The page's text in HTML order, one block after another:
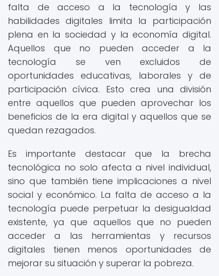
falta de acceso a la tecnología y las
habilidades digitales limita la participación
plena en la sociedad y la economía digital.
Aquellos que no pueden acceder a la
tecnología se ven excluidos de
oportunidades educativas, laborales y de
participación cívica. Esto crea una división
entre aquellos que pueden aprovechar los
beneficios de la era digital y aquellos que se
quedan rezagados.
Es importante destacar que la brecha
tecnológica no solo afecta a nivel individual,
sino que también tiene implicaciones a nivel
social y económico. La falta de acceso a la
tecnología puede perpetuar la desigualdad
existente, ya que aquellos que no pueden
acceder a las herramientas y recursos
digitales tienen menos oportunidades de
mejorar su situación y superar la pobreza.